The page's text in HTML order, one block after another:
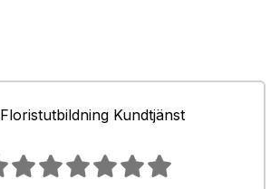
Floristutbildning Kundtjänst